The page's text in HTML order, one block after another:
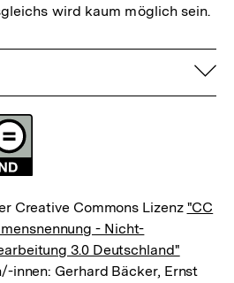
wird kaum möglich sein.
Creative Commons Lizenz "CC
- Nicht-
3.0 Deutschland"
innen: Gerhard Bäcker, Ernst